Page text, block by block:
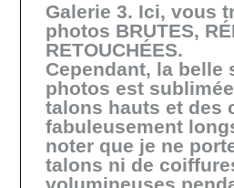
Galerie 3. Ici, vous
photos BRUTES,
RETOUCHÉES.
Cependant, la belle
photos est
talons hauts et des
fabuleusement
noter que je ne
talons ni de